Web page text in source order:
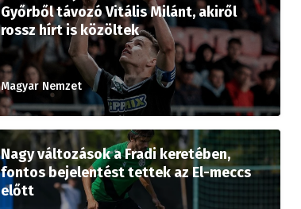
Győrből távozó Vitális Milánt, akiről
rossz hírt is közöltek
Magyar Nemzet
Nagy változások a Fradi keretében,
fontos bejelentést tettek az El-meccs
előtt